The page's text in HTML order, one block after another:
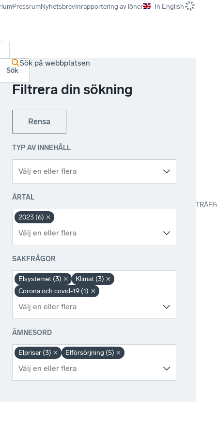
PressrumNyhetsbrevInrapportering av löner In English
Sök på webbplatsen
Filtrera din sökning
Rensa
TYP AV INNEHÅLL
ÅRTAL
2023 (6)
SAKFRÅGOR
Elsystemet (3)
Klimat (3)
Corona och covid-19 (1)
ÄMNESORD
Elpriser (3) Elförsörjning (5)
Sök